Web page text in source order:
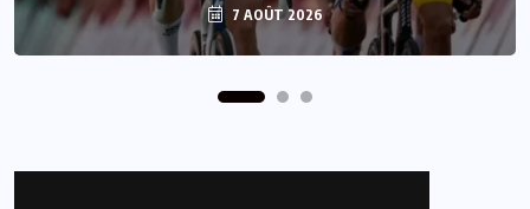
7 AOÛT 2026
7 AOÛT 2026